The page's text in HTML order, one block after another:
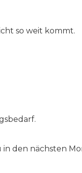
so weit kommt.
den nächsten